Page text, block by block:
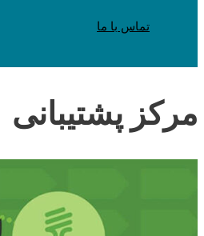
تماس با ما
مرکز پشتیبانی